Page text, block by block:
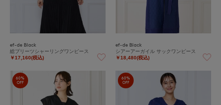
ef-de Black
総プリーツシャーリングワンピース
￥17,160(税込)
ef-de Black
シアーアーガイル サックワンピース
￥18,480(税込)
60%
OFF
60%
OFF